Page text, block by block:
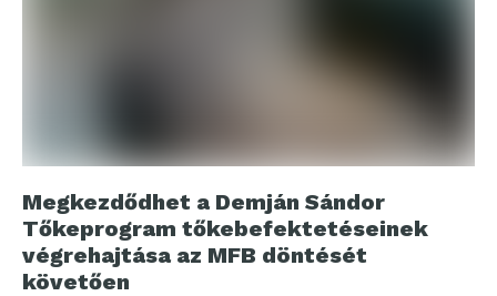
Megkezdődhet a Demján Sándor
Tőkeprogram tőkebefektetéseinek
végrehajtása az MFB döntését
követően